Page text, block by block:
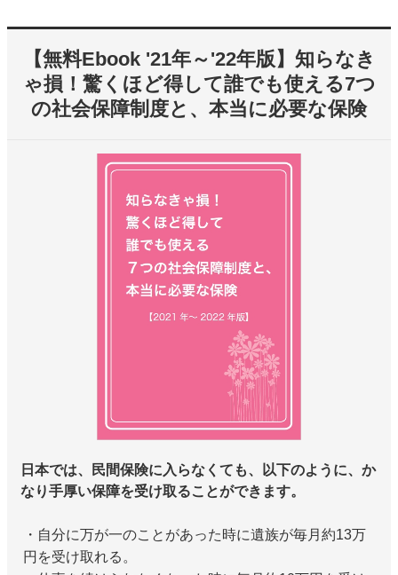
【無料Ebook '21年～'22年版】知らなき
ゃ損！驚くほど得して誰でも使える7つ
の社会保障制度と、本当に必要な保険
日本では、民間保険に入らなくても、以下のように、か
なり手厚い保障を受け取ることができます。
・自分に万が一のことがあった時に遺族が毎月約13万
円を受け取れる。